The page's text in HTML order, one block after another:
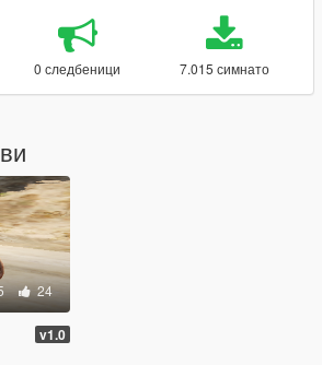
0 следбеници 7.015 симнато
24
v1.0